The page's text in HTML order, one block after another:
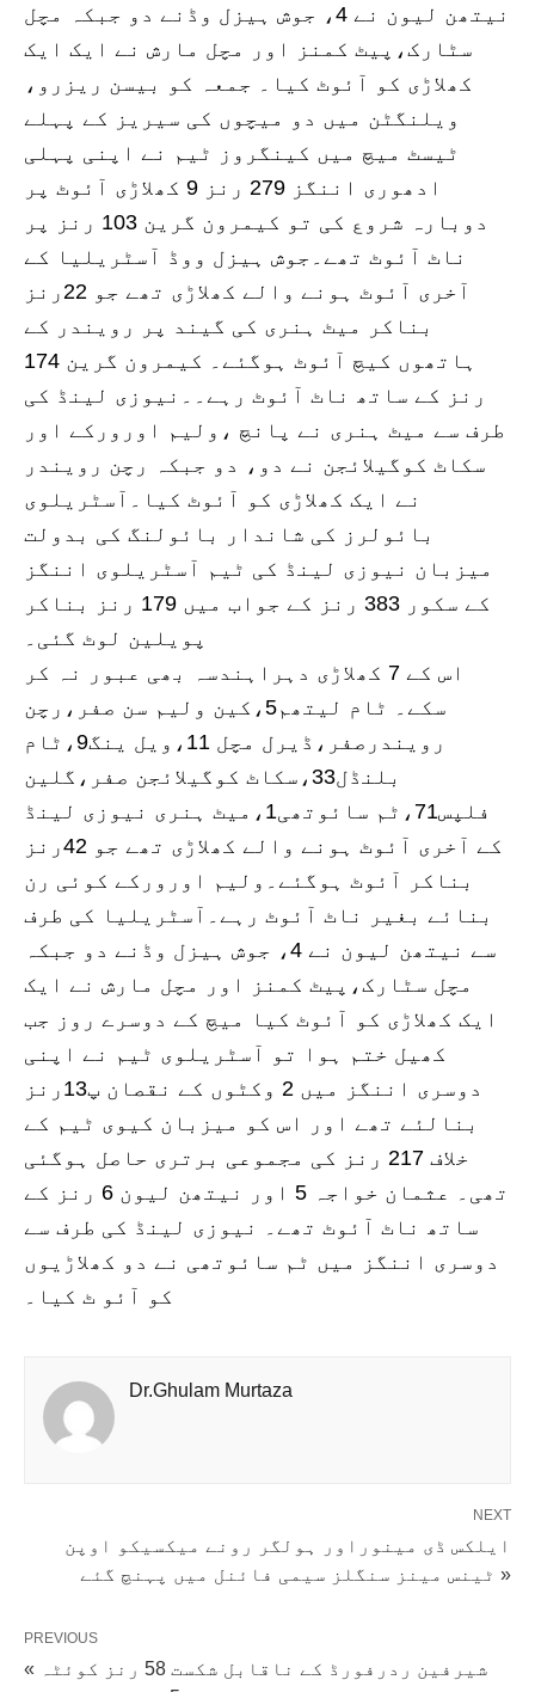
نیتھن لیون نے 4، جوش ہیزل وڈنے دو جبکہ مچل
سٹارک،پیٹ کمنز اور مچل مارش نے ایک ایک
کھلاڑی کو آئوٹ کیا۔ جمعہ کو بیسن ریزرو،
ویلنگٹن میں دو میچوں کی سیریز کے پہلے
ٹیسٹ میچ میں کینگروز ٹیم نے اپنی پہلی
ادھوری اننگز 279 رنز 9 کھلاڑی آئوٹ پر
دوبارہ شروع کی تو کیمرون گرین 103 رنز پر
ناٹ آئوٹ تھے۔جوش ہیزل ووڈ آسٹریلیا کے
آخری آئوٹ ہونے والے کھلاڑی تھے جو 22رنز
بناکر میٹ ہنری کی گیند پر رویندر کے
ہاتھوں کیچ آئوٹ ہوگئے۔ کیمرون گرین 174
رنز کے ساتھ ناٹ آئوٹ رہے۔۔نیوزی لینڈ کی
طرف سے میٹ ہنری نے پانچ ،ولیم اورورکے اور
سکاٹ کوگیلائجن نے دو، دو جبکہ رچن رویندر
نے ایک کھلاڑی کو آئوٹ کیا۔آسٹریلوی
بائولرز کی شاندار بائولنگ کی بدولت
میزبان نیوزی لینڈ کی ٹیم آسٹریلوی اننگز
کے سکور 383 رنز کے جواب میں 179 رنز بناکر
پویلین لوٹ گئی۔
اس کے 7 کھلاڑی دہراہندسہ بھی عبور نہ کر
سکے۔ ٹام لیتھم5،کین ولیم سن صفر،رچن
رویندرصفر،ڈیرل مچل 11،ویل ینگ9،ٹام
بلنڈل33،سکاٹ کوگیلائجن صفر،گلین
فلپس71،ٹم سائوتھی1،میٹ ہنری نیوزی لینڈ
کے آخری آئوٹ ہونے والے کھلاڑی تھے جو 42رنز
بناکر آئوٹ ہوگئے۔ولیم اورورکے کوئی رن
بنائے بغیر ناٹ آئوٹ رہے۔آسٹریلیا کی طرف
سے نیتھن لیون نے 4، جوش ہیزل وڈنے دو جبکہ
مچل سٹارک،پیٹ کمنز اور مچل مارش نے ایک
ایک کھلاڑی کو آئوٹ کیا میچ کے دوسرے روز جب
کھیل ختم ہوا تو آسٹریلوی ٹیم نے اپنی
دوسری اننگز میں 2 وکٹوں کے نقصان پ13رنز
بنالئے تھے اور اس کو میزبان کیوی ٹیم کے
خلاف 217 رنز کی مجموعی برتری حاصل ہوگئی
تھی۔ عثمان خواجہ 5 اور نیتھن لیون 6 رنز کے
ساتھ ناٹ آئوٹ تھے۔ نیوزی لینڈ کی طرف سے
دوسری اننگز میں ٹم سائوتھی نے دو کھلاڑیوں
کو آئو ٹ کیا۔
Dr.Ghulam Murtaza
NEXT
ایلکس ڈی مینوراور ہولگر رونے میکسیکو اوپن
ٹینس مینز سنگلز سیمی فائنل میں پہنچ گئے »
PREVIOUS
« شیرفین ردرفورڈ کے ناقابل شکست 58 رنز کوئٹہ